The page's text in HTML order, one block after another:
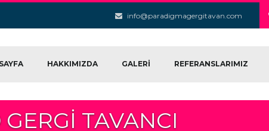
info@paradigmagergitavan.com
HAKKIMIZDA GALERİ REFERANSLARIMIZ
TAVANCI